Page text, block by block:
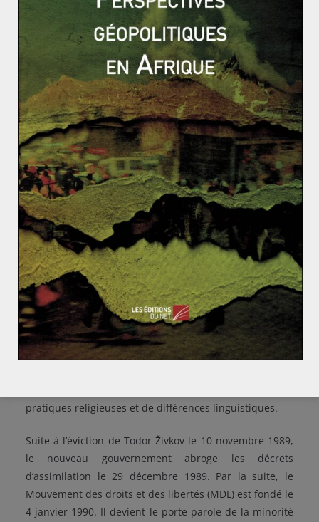
une allocution télévisée du chef de gouvernement
Todor Živkov. Entre 300 000 et 400 000 Turcs de
Bulgarie quittent le pays pour la Turquie. Le
gouvernement turc octroie la nationalité à titre
exceptionnel à 16 000 personnes. Ce chiffre ne
représente qu’une petite minorité des déplacés. Dès le
21 août 1989, l’afflux de personnes contraint la Turquie
à fermer ses frontières. Les lignes de trains reliant
l’Europe à la Turquie sont également fermées
lorsqu’elles passent par Sofia. Finalement, la seule qui
reste ouverte transite par la Grèce. Cet exode plonge la
Bulgarie dans une grave crise de main-d’œuvre. Cette
pénurie touche particulièrement les secteurs du
bâtiment, des transports et de l’agriculture.
En parallèle, les populations parties en Turquie font
également face à des défis. Elles sont rarement
habituées à des environnements très urbanisés comme
on en trouve dans les villes de l’Ouest. Elles doivent
également surmonter une forme de désillusion entre
pratiques religieuses et de différences linguistiques.
Suite à l’éviction de Todor Živkov le 10 novembre 1989,
le nouveau gouvernement abroge les décrets
d’assimilation le 29 décembre 1989. Par la suite, le
Mouvement des droits et des libertés (MDL) est fondé le
4 janvier 1990. Il devient le porte-parole de la minorité